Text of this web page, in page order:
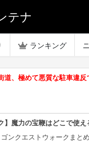
テナ
ランキング
道、極めて悪質な駐車違
】魔力の宝鞭はどこで使
ゴンクエストウォークまと